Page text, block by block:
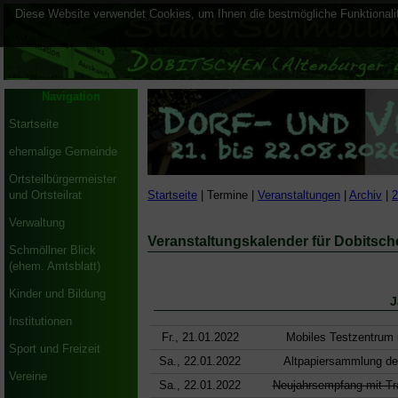
Navigation
Startseite
ehemalige Gemeinde
Ortsteilbürgermeister
und Ortsteilrat
Verwaltung
Schmöllner Blick
(ehem. Amtsblatt)
Kinder und Bildung
Institutionen
Sport und Freizeit
Vereine
Startseite | Termine | Veranstaltungen Archiv
Veranstaltungskalender für
Fr., 21.01.2022
Mobiles
Sa., 22.01.2022
Altpapiersammlung
Sa., 22.01.2022
Neujahrsempfang mit
Diese Website verwendet Cookies, um Ihnen die bestmögliche